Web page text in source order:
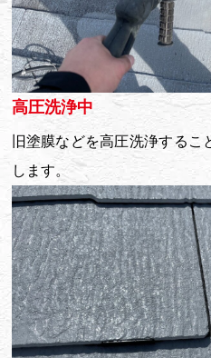
高圧洗浄中
旧塗膜などを高圧洗浄する
します。